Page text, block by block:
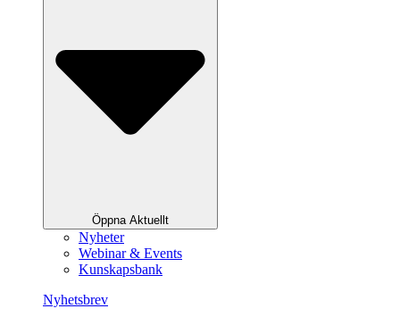
Öppna Aktuellt
Nyheter
Webinar & Events
Kunskapsbank
Nyhetsbrev